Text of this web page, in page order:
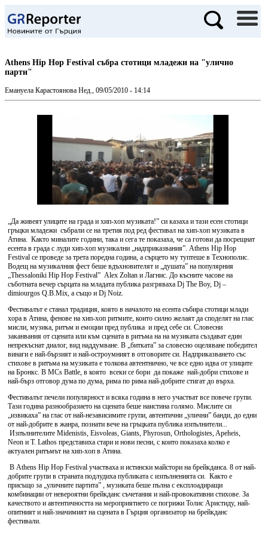
Athens Hip Hop Festival събра стотици младежи на "улично
парти"
Емануела Карастоянова Нед., 09/05/2010 - 14:14
„Да живеят улиците на града и хип-хоп музиката!” си казаха и тази есен стотици
гръцки младежи събрали се на третия под ред фестивал на хип-хоп музиката в
Атина. Както миналите години, така и сега те показаха, че са готови да посрещнат
есента в града с луди хип-хоп музикални „надприказвания”. Athens Hip Hop
Festival се проведе за трета поредна година, а сърцето му туптеше в Технополис.
Водещ на музикалния фест беше вдъхновителят и „душата” на популярния
„Thessaloniki Hip Hop Festival” Alex Zoltan и Лагнис. До късните часове на
съботната вечер сърцата на младата публика разгряваха Dj The Boy, Dj –
dimiourgos Q.B.Mix, а също и Dj Noiz.
Фестивалът е станал традиция, която в началото на есента събира стотици млади
хора в Атина, фенове на хип-хоп ритмите, които силно желаят да споделят на глас
мисли, музика, ритъм и емоции пред публика и пред себе си. Словесни
заканвания от сцената или към сцената в ритъма на на музиката създават един
непрекъснат диалог, вид наддумване. В „битката” за словесно оцеляване победител
винаги е най-бързият и най-остроумният в отговорите си. Надприказването със
стихове в ритъма на музиката е толкова автентнично, че все едно идва от улиците
на Бронкс. В MCs Battle, в която всеки се бори да покаже най-добри стихове и
най-бърз отговор дума по дума, рима по рима най-добрите стигат до върха.
Фестивалът печели популярност и всяка година в него участват все повече групи.
Тази година разнообразието на сцената беше наистина голямо. Мислите си
„извикаха” на глас от най-независимите групи, автентични „улични” банди, до едни
от най-добрите в жанра, познати вече на гръцката публика изпълнители...
Изпълнителите Midenistis, Eisvoleas, Giants, Phyrosun, Orthologistes, Apeheis,
Neon и T. Lathos представиха стари и нови песни, с които показаха колко е
актуален ритъмът на хип-хоп в Атина.
В Athens Hip Hop Festival участваха и истински майстори на брейкданса. 8 от най-
добрите групи в страната подлудиха публиката с изпълненията си. Както е
присъщо за „уличните партита” , музиката беше пълна с експлоадиращи
комбинации от невероятни брейкданс съчетания и най-провокативни стихове. За
качеството и автентичността на мероприятието се погрижи Толис Аристиду, най-
опитният и най-значимият на сцената в Гърция организатор на брейкданс
фестивали.